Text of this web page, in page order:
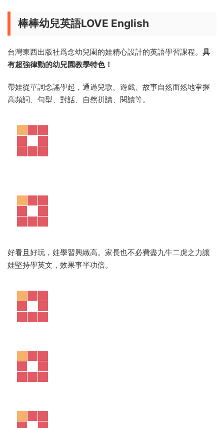
棒棒幼兒英語LOVE English
台灣東西出版社爲念幼兒園的娃精心設計的英語學習課程。 具
有超強律動的幼兒園教學特色！
帶娃從單詞念謠學起，通過兒歌、遊戲、故事自然而然地掌握
高頻詞、句型、對話、自然拼讀、閱讀等。